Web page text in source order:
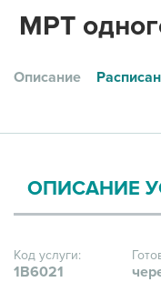
ПРАВОВАЯ
МРТ
Описание
ОПИСАНИЕ
Код услуги:
1В6021